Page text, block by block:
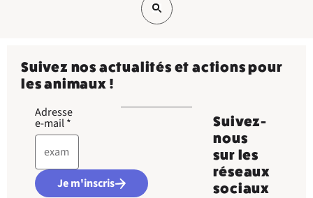
Suivez nos actualités et actions pour
les animaux !
Adresse
e-mail*
Je m'inscris
Suivez-
nous
sur les
réseaux
sociaux